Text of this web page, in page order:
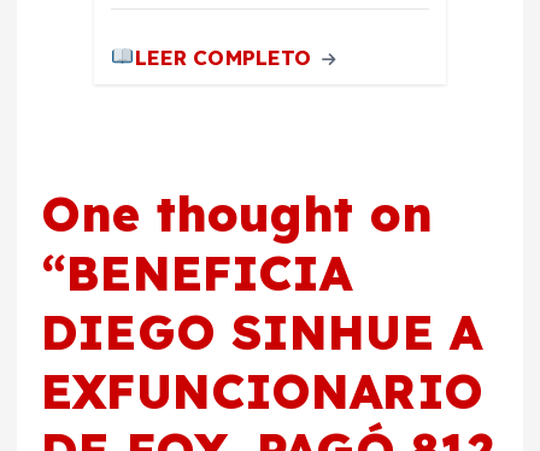
LEER COMPLETO
One thought on
“BENEFICIA
DIEGO SINHUE A
EXFUNCIONARIO